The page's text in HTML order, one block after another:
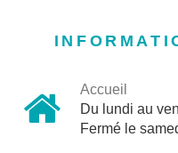
Accueil
Du lundi au
Fermé le